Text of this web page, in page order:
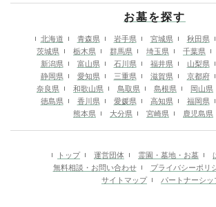
お墓を探す
北海道 青森県 岩手県 宮城県 秋田県
茨城県
栃木県 群馬県 埼玉県 千葉県
新潟県
富山県 石川県 福井県 山梨県
静岡県
愛知県 三重県 滋賀県 京都府
奈良県
和歌山県 鳥取県 島根県 岡山県
徳島県
香川県 愛媛県 高知県 福岡県
熊本県
大分県 宮崎県 鹿児島県
トップ 運営団体 霊園・墓地・お墓
無料相談・お問い合わせ
プライバシーポリ
サイトマップ
パートナーシッ